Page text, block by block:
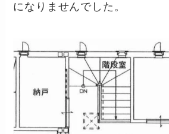
になりませんでした。